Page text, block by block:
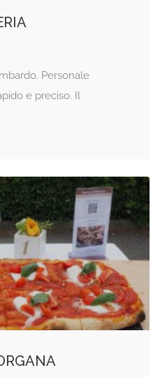
Personale
e preciso. Il